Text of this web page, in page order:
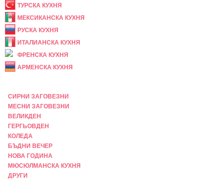
ТУРСКА КУХНЯ
МЕКСИКАНСКА КУХНЯ
РУСКА КУХНЯ
ИТАЛИАНСКА КУХНЯ
ФРЕНСКА КУХНЯ
АРМЕНСКА КУХНЯ
СИРНИ ЗАГОВЕЗНИ
МЕСНИ ЗАГОВЕЗНИ
ВЕЛИКДЕН
ГЕРГЬОВДЕН
КОЛЕДА
БЪДНИ ВЕЧЕР
НОВА ГОДИНА
МЮСЮЛМАНСКА КУХНЯ
ДРУГИ